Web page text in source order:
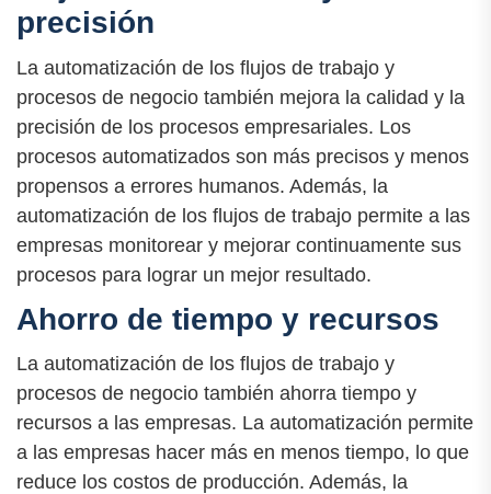
precisión
La automatización de los flujos de trabajo y
procesos de negocio también mejora la calidad y la
precisión de los procesos empresariales. Los
procesos automatizados son más precisos y menos
propensos a errores humanos. Además, la
automatización de los flujos de trabajo permite a las
empresas monitorear y mejorar continuamente sus
procesos para lograr un mejor resultado.
Ahorro de tiempo y recursos
La automatización de los flujos de trabajo y
procesos de negocio también ahorra tiempo y
recursos a las empresas. La automatización permite
a las empresas hacer más en menos tiempo, lo que
reduce los costos de producción. Además, la